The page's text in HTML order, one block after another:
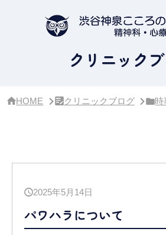
クリニック
HOME クリニックブログ 時
2025年5月14日
パワハラについて